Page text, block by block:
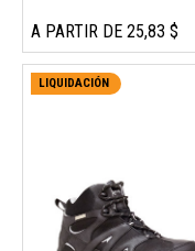
A PARTIR DE 25,83 $
LIQUIDACIÓN